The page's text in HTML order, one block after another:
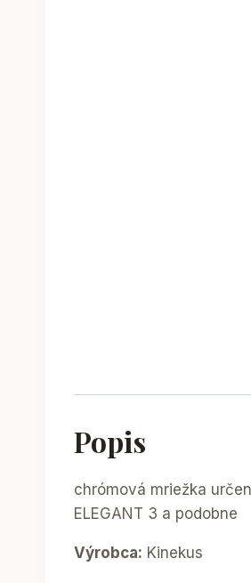
Popis
chrómová mriežka
ELEGANT 3 a podobne
Výrobca: Kinekus